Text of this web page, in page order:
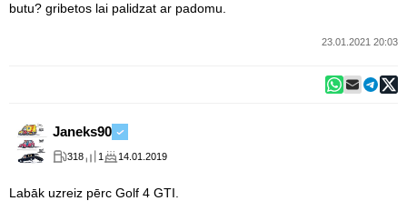
butu? gribetos lai palidzat ar padomu.
23.01.2021 20:03
Janeks90
318 1 14.01.2019
Labāk uzreiz pērc Golf 4 GTI.